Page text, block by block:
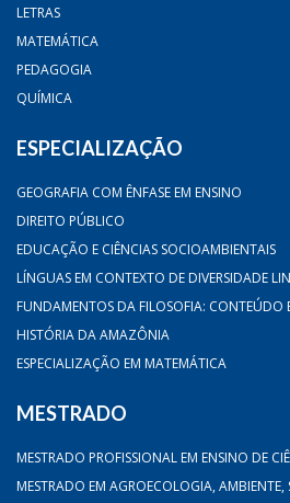
LETRAS
MATEMÁTICA
PEDAGOGIA
QUÍMICA
ESPECIALIZAÇÃO
GEOGRAFIA COM ÊNFASE EM ENSINO
DIREITO PÚBLICO
EDUCAÇÃO E CIÊNCIAS SOCIOAMBIENTAIS
LÍNGUAS EM CONTEXTO DE DIVERSIDADE
FUNDAMENTOS DA FILOSOFIA: CONTEÚDO
HISTÓRIA DA AMAZÔNIA
ESPECIALIZAÇÃO EM MATEMÁTICA
MESTRADO
MESTRADO PROFISSIONAL EM ENSINO DE
MESTRADO EM AGROECOLOGIA,